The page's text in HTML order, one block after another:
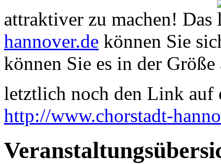
attraktiver zu machen! Das
hannover.de können Sie
können Sie es in der
letztlich noch den Link auf
http://www.chorstadt-